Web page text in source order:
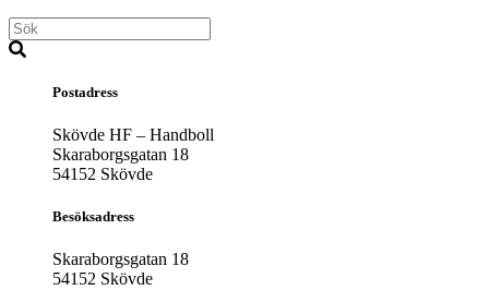
Postadress
Skövde HF – Handboll
Skaraborgsgatan 18
54152 Skövde
Besöksadress
Skaraborgsgatan 18
54152 Skövde